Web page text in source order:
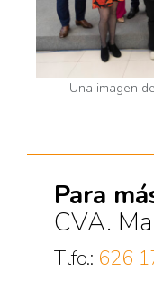
Una imagen
Para
CVA.
Tlfo.: 626